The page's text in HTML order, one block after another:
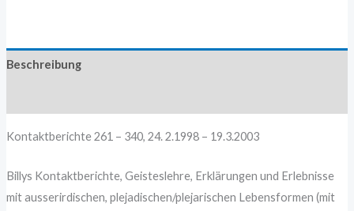
Beschreibung
Kontaktberichte 261 – 340, 24. 2.1998 – 19.3.2003
Billys Kontaktberichte, Geisteslehre, Erklärungen und Erlebnisse
mit ausserirdischen, plejadischen/plejarischen Lebensformen (mit